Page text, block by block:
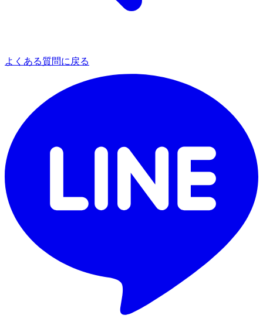
よくある質問に戻る